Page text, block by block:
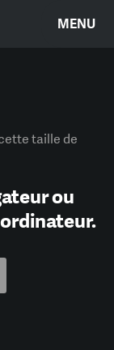
MENU
taille de
ou